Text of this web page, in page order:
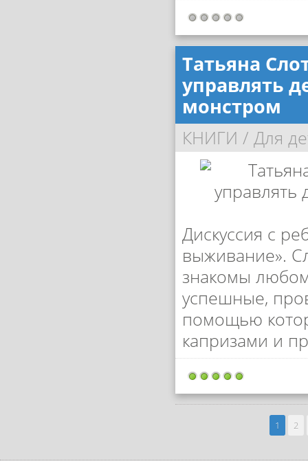
Татьяна
управлять
монстром
КНИГИ / Для
Дискуссия с
выживание».
знакомы
успешные,
помощью
капризами и
1 2